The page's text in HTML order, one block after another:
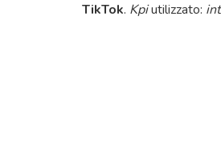
TikTok. Kpiutilizzato: